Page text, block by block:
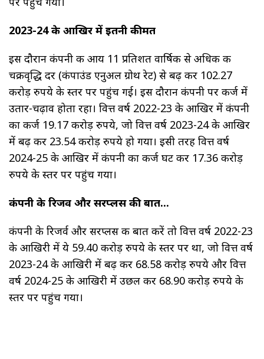
2023-24 के आखिर में इतनी कीमत
इस दौरान कंपनी की आय 11 प्रतिशत वार्षिक से अधिक की
चक्रवृद्धि दर (कंपाउंड एनुअल ग्रोथ रेट) से बढ़ कर 102.27
करोड़ रुपये के स्तर पर पहुंच गई। इस दौरान कंपनी पर कर्ज में
उतार-चढ़ाव होता रहा। वित्त वर्ष 2022-23 के आखिर में कंपनी
का कर्ज 19.17 करोड़ रुपये, जो वित्त वर्ष 2023-24 के आखिर
में बढ़ कर 23.54 करोड़ रुपये हो गया। इसी तरह वित्त वर्ष
2024-25 के आखिर में कंपनी का कर्ज घट कर 17.36 करोड़
रुपये के स्तर पर पहुंच गया।
कंपनी के रिजर्व और सरप्लस की बात...
कंपनी के रिजर्व और सरप्लस की बात करें तो वित्त वर्ष 2022-23
के आखिरी में ये 59.40 करोड़ रुपये के स्तर पर था, जो वित्त वर्ष
2023-24 के आखिरी में बढ़ कर 68.58 करोड़ रुपये और वित्त
वर्ष 2024-25 के आखिरी में उछल कर 68.90 करोड़ रुपये के
स्तर पर पहुंच गया।